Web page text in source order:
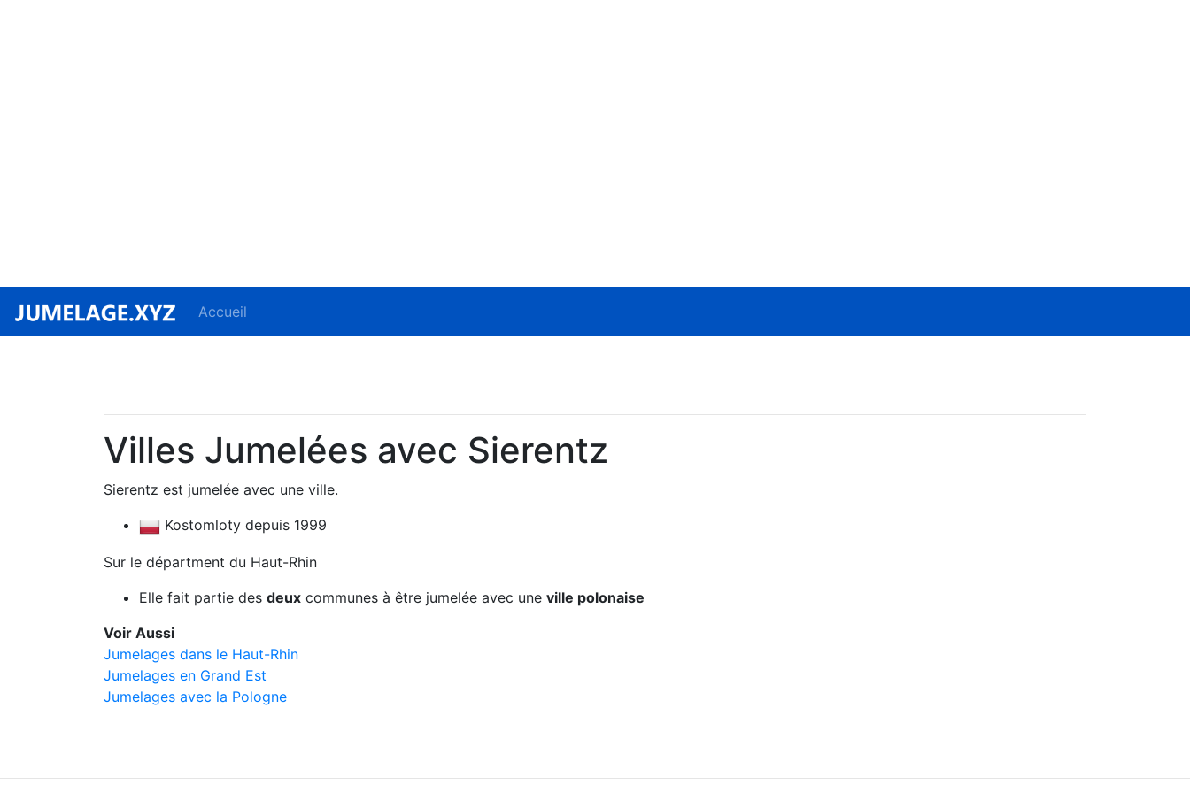
Accueil
Villes Jumelées avec Sierentz
Sierentz est jumelée avec une ville.
Kostomloty depuis 1999
Sur le départment du Haut-Rhin
Elle fait partie des deux communes à être jumelée avec une ville polonaise
Voir Aussi
Jumelages dans le Haut-Rhin
Jumelages en Grand Est
Jumelages avec la Pologne